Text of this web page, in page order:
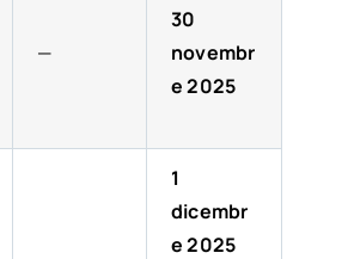
—
30
novembr
e 2025
1
dicembr
e 2025